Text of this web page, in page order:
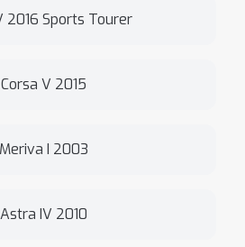
2016 Sports Tourer
Corsa V 2015
Meriva I 2003
Astra IV 2010